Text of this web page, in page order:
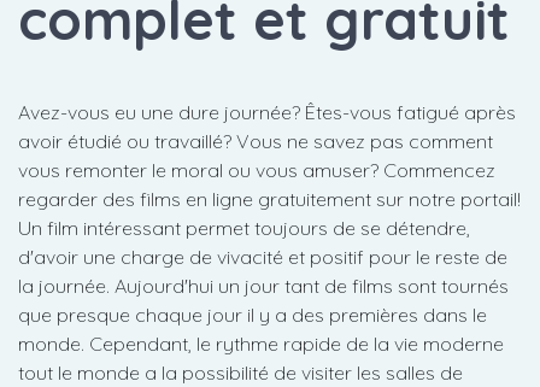
complet et gratuit
Avez-vous eu une dure journée? Êtes-vous fatigué après
avoir étudié ou travaillé? Vous ne savez pas comment
vous remonter le moral ou vous amuser? Commencez
regarder des films en ligne gratuitement sur notre portail!
Un film intéressant permet toujours de se détendre,
d'avoir une charge de vivacité et positif pour le reste de
la journée. Aujourd'hui un jour tant de films sont tournés
que presque chaque jour il y a des premières dans le
monde. Cependant, le rythme rapide de la vie moderne
tout le monde a la possibilité de visiter les salles de